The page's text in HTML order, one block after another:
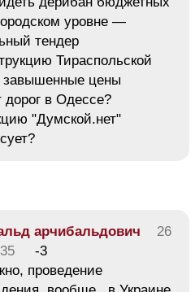
уровне —
тендер
Тираспольской
цены
дорог в Одессе?
"Думской.нет"
арчибальдович
26
-3
проведение